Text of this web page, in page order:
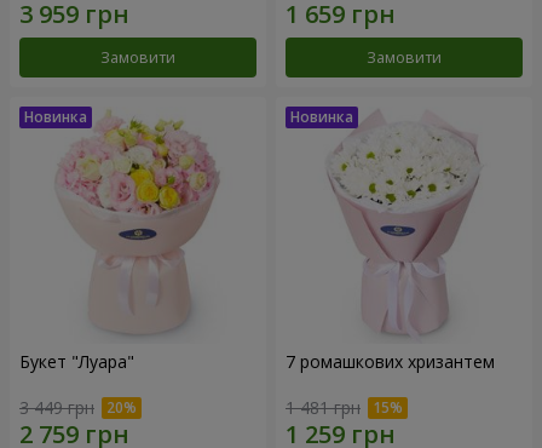
Замовити Замовити
Букет "Луара"
3 449 грн
7 ромашкових хризантем
1 481 грн